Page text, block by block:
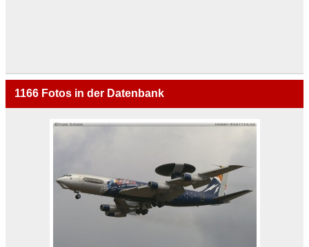
1166Fotos in der Datenbank